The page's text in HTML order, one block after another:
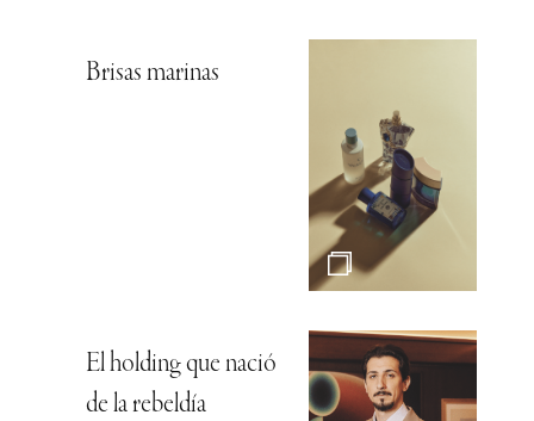
Brisas marinas
El holding que nació
de la rebeldía